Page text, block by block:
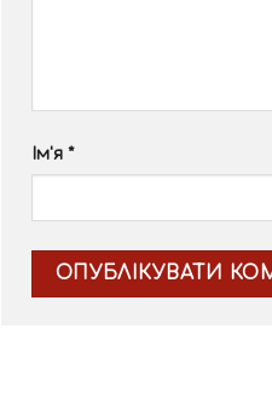
Ім'я *